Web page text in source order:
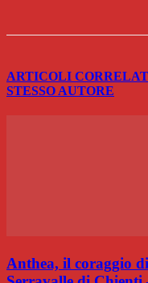
ARTICOLI
STESSO AUTORE
Anthea, il coraggio